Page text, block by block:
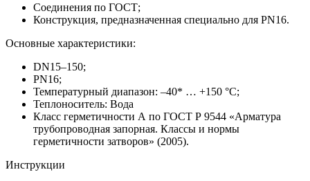
Соединения по ГОСТ;
Конструкция, предназначенная специально для PN16.
Основные характеристики:
DN15–150;
PN16;
Температурный диапазон: –40* … +150 °C;
Теплоноситель: Вода
Класс герметичности А по ГОСТ Р 9544 «Арматура
трубопроводная запорная. Классы и нормы
герметичности затворов» (2005).
Инструкции